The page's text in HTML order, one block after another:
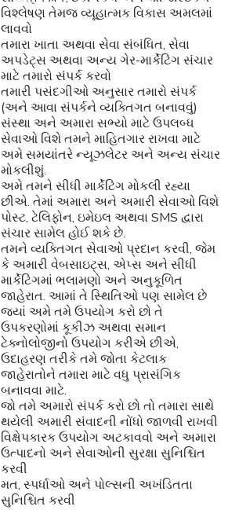
વિશ્લેષણ તેમજ વ્યૂહાત્મક વિકાસ અમલમાં
લાવવો
તમારા ખાતા અથવા સેવા સંબંધિત, સેવા
અપડેટ્સ અથવા અન્ય ગેર-માર્કેટિંગ સંચાર
માટે તમારો સંપર્ક કરવો
તમારી પસંદગીઓ અનુસાર તમારો સંપર્ક
(અને આવા સંપર્કને વ્યક્તિગત બનાવવું)
સંસ્થા અને અમારા સભ્યો માટે ઉપલબ્ધ
સેવાઓ વિશે તમને માહિતગાર રાખવા માટે
અમે સમયાંતરે ન્યૂઝલેટર અને અન્ય સંચાર
મોકલીશું.
અમે તમને સીધી માર્કેટિંગ મોકલી રહ્યા
છીએ. તેમાં અમારા અને અમારી સેવાઓ વિશે
પોસ્ટ, ટેલિફોન, ઇમેઇલ અથવા SMS દ્વારા
સંચાર સામેલ હોઈ શકે છે.
તમને વ્યક્તિગત સેવાઓ પ્રદાન કરવી, જેમ
કે અમારી વેબસાઇટ્સ, એપ્સ અને સીધી
માર્કેટિંગમાં ભલામણો અને અનુકૂળિત
જાહેરાત. આમાં તે સ્થિતિઓ પણ સામેલ છે
જ્યાં અમે તમે ઉપયોગ કરો છો તે
ઉપકરણોમાં કૂકીઝ અથવા સમાન
ટેક્નોલોજીનો ઉપયોગ કરીએ છીએ,
ઉદાહરણ તરીકે તમે જોતા કેટલાક
જાહેરાતોને તમારા માટે વધુ પ્રાસંગિક
બનાવવા માટે.
જો તમે અમારો સંપર્ક કરો છો તો તમારા સાથે
થયેલી અમારી સંવાદની નોંધો જાળવી રાખવી
વિક્ષેપકારક ઉપયોગ અટકાવવો અને અમારા
ઉત્પાદનો અને સેવાઓની સુરક્ષા સુનિશ્ચિત
કરવી
મત, સ્પર્ધાઓ અને પોલ્સની અખંડિતતા
સુનિશ્ચિત કરવી